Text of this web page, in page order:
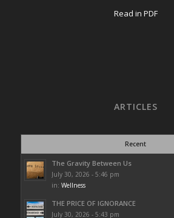
Read in PDF
ARTICLES
Recent
The Gravity Between Us
July 30, 2026 - 5:46 pm
in: Wellness
THE PRICE OF IGNORANCE
July 30, 2026 - 5:43 pm